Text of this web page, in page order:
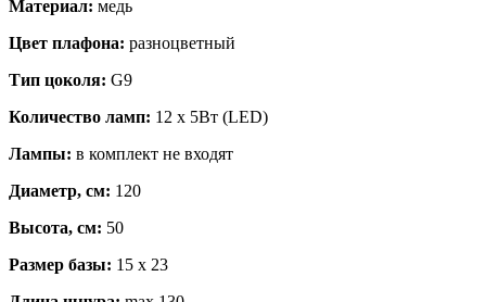
Материал: медь
Цвет плафона: разноцветный
Тип цоколя: G9
Количество ламп: 12 x 5Вт (LED)
Лампы: в комплект не входят
Диаметр, см: 120
Высота, см: 50
Размер базы: 15 х 23